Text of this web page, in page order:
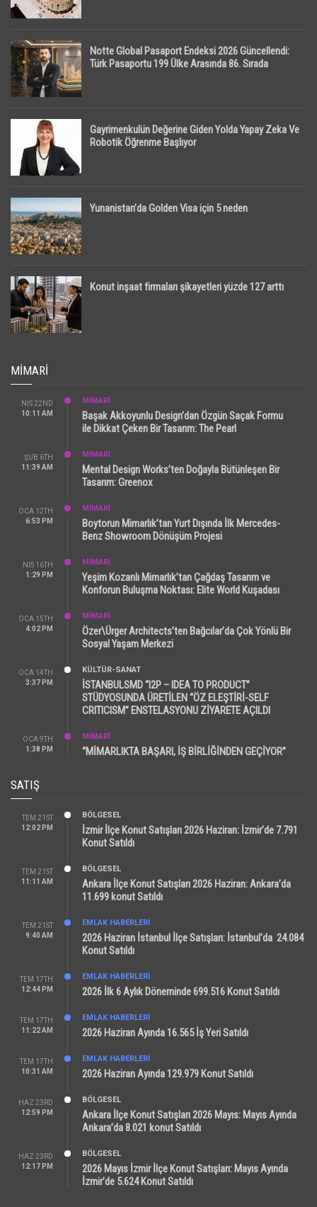
Notte Global Pasaport Endeksi 2026 Güncellendi:
Türk Pasaportu 199 Ülke Arasında 86. Sırada
Gayrimenkulün Değerine Giden Yolda Yapay Zeka Ve
Robotik Öğrenme Başlıyor
Yunanistan’da Golden Visa için 5 neden
Konut inşaat firmaları şikayetleri yüzde 127 arttı
MIMARI
NIS 22ND
10:11 AM
MİMARİ
Başak Akkoyunlu Design’dan Özgün Saçak Formu
ile Dikkat Çeken Bir Tasarım: The Pearl
ŞUB 6TH
11:39 AM
MİMARİ
Mental Design Works’ten Doğayla Bütünleşen Bir
Tasarım: Greenox
OCA 12TH
6:53 PM
MİMARİ
Boytorun Mimarlık’tan Yurt Dışında İlk Mercedes-
Benz Showroom Dönüşüm Projesi
NIS 16TH
1:29 PM
MİMARİ
Yeşim Kozanlı Mimarlık’tan Çağdaş Tasarım ve
Konforun Buluşma Noktası: Elite World Kuşadası
OCA 15TH
4:02 PM
MİMARİ
Özer\Ürger Architects’ten Bağcılar’da Çok Yönlü Bir
Sosyal Yaşam Merkezi
OCA 14TH
3:37 PM
KÜLTÜR-SANAT
İSTANBULSMD “I2P – IDEA TO PRODUCT”
STÜDYOSUNDA ÜRETİLEN “ÖZ ELEŞTİRİ-SELF
CRITICISM” ENSTELASYONU ZİYARETE AÇILDI
OCA 9TH
1:38 PM
MİMARİ
“MİMARLIKTA BAŞARI, İŞ BİRLİĞİNDEN GEÇİYOR”
SATIŞ
TEM 21ST
12:02 PM
BÖLGESEL
İzmir İlçe Konut Satışları 2026 Haziran: İzmir’de 7.791
Konut Satıldı
TEM 21ST
11:11 AM
BÖLGESEL
Ankara İlçe Konut Satışları 2026 Haziran: Ankara’da
11.699 konut Satıldı
TEM 21ST
9:40 AM
EMLAK HABERLERI
2026 Haziran İstanbul İlçe Satışları: İstanbul’da 24.084
Konut Satıldı
TEM 17TH
12:44 PM
EMLAK HABERLERI
2026 İlk 6 Aylık Döneminde 699.516 Konut Satıldı
TEM 17TH
11:22 AM
EMLAK HABERLERI
2026 Haziran Ayında 16.565 İş Yeri Satıldı
TEM 17TH
10:31 AM
EMLAK HABERLERI
2026 Haziran Ayında 129.979 Konut Satıldı
HAZ 23RD
12:59 PM
BÖLGESEL
Ankara İlçe Konut Satışları 2026 Mayıs: Mayıs Ayında
Ankara’da 8.021 konut Satıldı
HAZ 23RD
12:17 PM
BÖLGESEL
2026 Mayıs İzmir İlçe Konut Satışları: Mayıs Ayında
İzmir’de 5.624 Konut Satıldı